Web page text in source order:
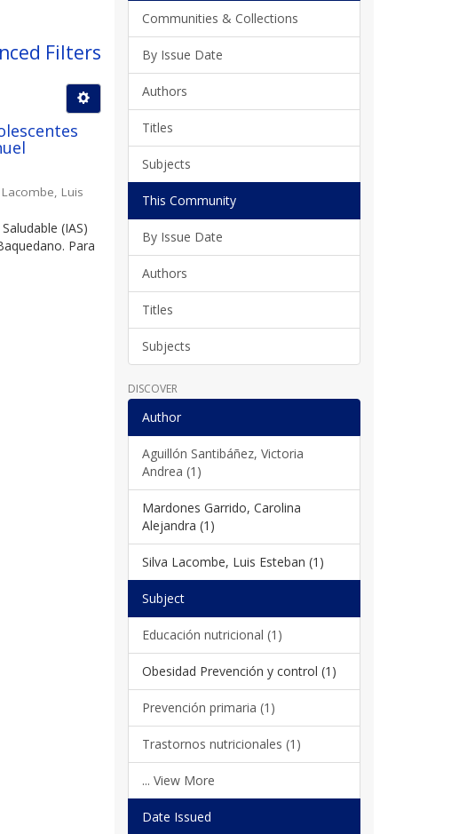
Filters
Lacombe, Luis
(IAS)
Para
Communities & Collections
By Issue Date
Authors
Titles
Subjects
This Community
By Issue Date
Authors
Titles
Subjects
DISCOVER
Author
Aguillón Santibáñez, Victoria
Andrea (1)
Mardones Garrido, Carolina
Alejandra (1)
Silva Lacombe, Luis Esteban (1)
Subject
Educación nutricional (1)
Obesidad Prevención y control (1)
Prevención primaria (1)
Trastornos nutricionales (1)
... View More
Date Issued